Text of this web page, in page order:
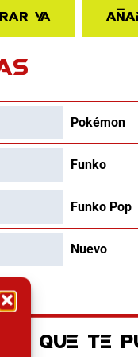
ya
Pokémon
Funko
Funko Pop
Nuevo
QUE TE